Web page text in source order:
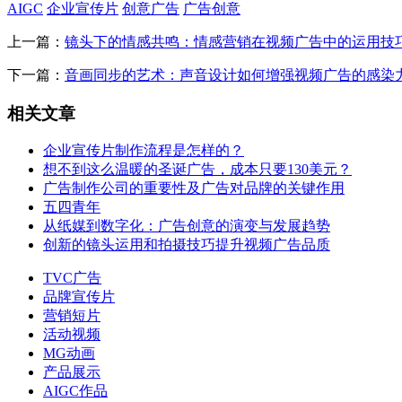
AIGC 企业宣传片 创意广告 广告创意
上一篇： 镜头下的情感共鸣：情感营销在视频广告中的运用技
下一篇： 音画同步的艺术：声音设计如何增强视频广告的感染
相关文章
企业宣传片制作流程是怎样的？
想不到这么温暖的圣诞广告，成本只要130美元？
广告制作公司的重要性及广告对品牌的关键作用
五四青年
从纸媒到数字化：广告创意的演变与发展趋势
创新的镜头运用和拍摄技巧提升视频广告品质
TVC广告
品牌宣传片
营销短片
活动视频
MG动画
产品展示
AIGC作品